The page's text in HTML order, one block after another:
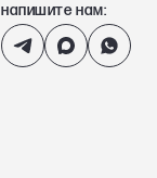
напишите нам: